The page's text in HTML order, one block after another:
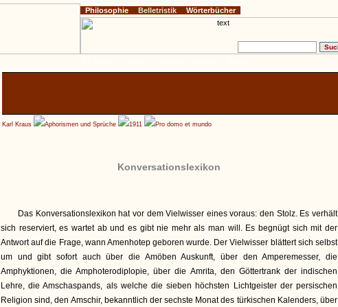
Karl Kraus Aphorismen und Sprüche 1911 Pro domo et mundo
Konversationslexikon
Das Konversationslexikon hat vor dem Vielwisser eines voraus: den Stolz. Es verhält
sich reserviert, es wartet ab und es gibt nie mehr als man will. Es begnügt sich mit der
Antwort auf die Frage, wann Amenhotep geboren wurde. Der Vielwisser blättert sich selbst
um und gibt sofort auch über die Amöben Auskunft, über den Amperemesser, die
Amphyktionen, die Amphoterodiplopie, über die Amrita, den Göttertrank der indischen
Lehre, die Amschaspands, als welche die sieben höchsten Lichtgeister der persischen
Religion sind, den Amschir, bekanntlich der sechste Monat des türkischen Kalenders, über
Philosophie Belletristik Wörterbücher